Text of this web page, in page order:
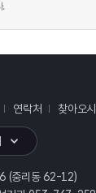
.
연락처 찾아오
(중리동 62-12)